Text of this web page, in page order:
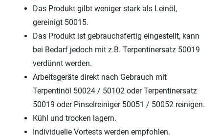
Das Produkt gilbt weniger stark als Leinöl,
gereinigt 50015.
Das Produkt ist gebrauchsfertig eingestellt, kann
bei Bedarf jedoch mit z.B. Terpentinersatz 50019
verdünnt werden.
Arbeitsgeräte direkt nach Gebrauch mit
Terpentinöl 50024 / 50102 oder Terpentinersatz
50019 oder Pinselreiniger 50051 / 50052 reinigen.
Kühl und trocken lagern.
Individuelle Vortests werden empfohlen.